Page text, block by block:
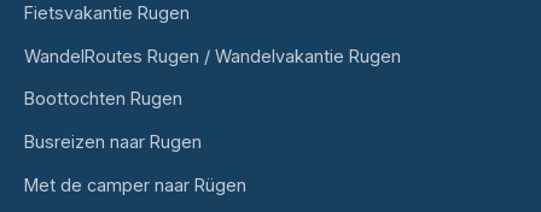
Fietsvakantie Rugen
WandelRoutes Rugen / Wandelvakantie Rugen
Boottochten Rugen
Busreizen naar Rugen
Met de camper naar Rügen